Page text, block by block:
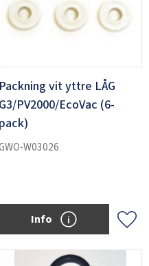
favorites
Packning vit yttre LÅG
G3/PV2000/EcoVac (6-
pack)
W03026
Add
Info